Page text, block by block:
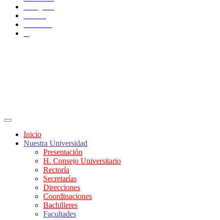
Inicio
Nuestra Universidad
Presentación
H. Consejo Universitario
Rectoría
Secretarías
Direcciones
Coordinaciones
Bachilleres
Facultades